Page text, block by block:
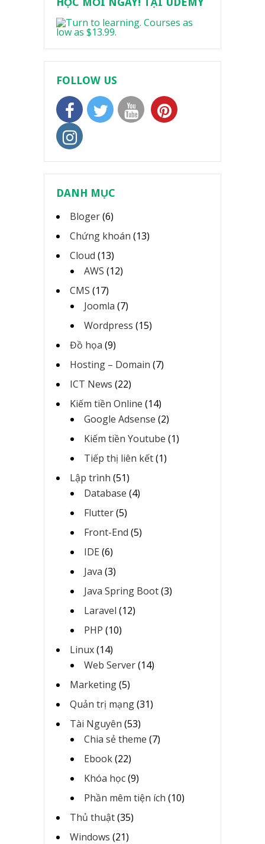
FOLLOW US
DANH MỤC
Bloger(6)
Chứng khoán (13)
Cloud (13)
AWS (12)
CMS (17)
Joomla (7)
Wordpress (15)
Đồ họa (9)
Hosting – Domain (7)
ICT News (22)
Kiếm tiền Online (14)
Google Adsense (2)
Kiếm tiền Youtube (1)
Tiếp thị liên kết(1)
Lập trình (51)
Database (4)
Flutter(5)
Front-End (5)
IDE (6)
Java (3)
Java Spring Boot(3)
Laravel (12)
PHP (10)
Linux(14)
Web Server(14)
Marketing(5)
Quản trị mạng(31)
Tài Nguyên (53)
Chia sẻ theme (7)
Ebook(22)
Khóa học(9)
Phần mêm tiện ích (10)
Thủ thuật(35)
Windows (21)